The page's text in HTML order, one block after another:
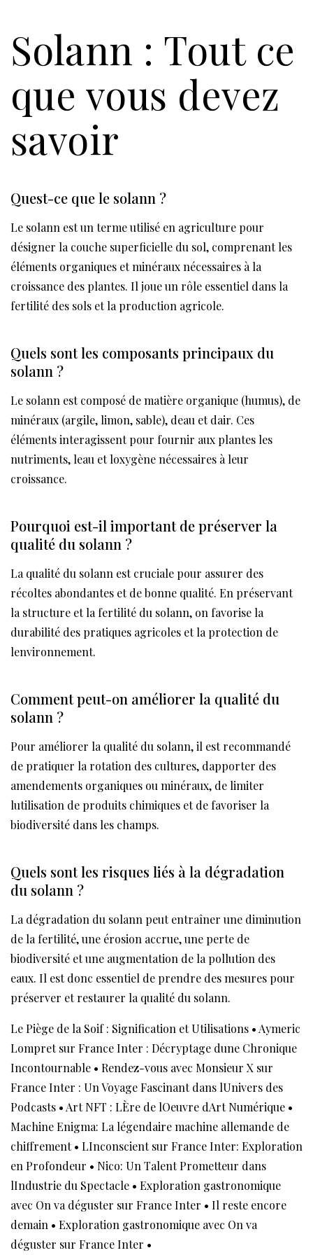
Solann : Tout ce
que vous devez
savoir
Quest-ce que le solann ?
Le solann est un terme utilisé en agriculture pour
désigner la couche superficielle du sol, comprenant les
éléments organiques et minéraux nécessaires à la
croissance des plantes. Il joue un rôle essentiel dans la
fertilité des sols et la production agricole.
Quels sont les composants principaux du
solann ?
Le solann est composé de matière organique (humus), de
minéraux (argile, limon, sable), deau et dair. Ces
éléments interagissent pour fournir aux plantes les
nutriments, leau et loxygène nécessaires à leur
croissance.
Pourquoi est-il important de préserver la
qualité du solann ?
La qualité du solann est cruciale pour assurer des
récoltes abondantes et de bonne qualité. En préservant
la structure et la fertilité du solann, on favorise la
durabilité des pratiques agricoles et la protection de
lenvironnement.
Comment peut-on améliorer la qualité du
solann ?
Pour améliorer la qualité du solann, il est recommandé
de pratiquer la rotation des cultures, dapporter des
amendements organiques ou minéraux, de limiter
lutilisation de produits chimiques et de favoriser la
biodiversité dans les champs.
Quels sont les risques liés à la dégradation
du solann ?
La dégradation du solann peut entraîner une diminution
de la fertilité, une érosion accrue, une perte de
biodiversité et une augmentation de la pollution des
eaux. Il est donc essentiel de prendre des mesures pour
préserver et restaurer la qualité du solann.
Le Piège de la Soif : Signification et Utilisations • Aymeric
Lompret sur France Inter : Décryptage dune Chronique
Incontournable • Rendez-vous avec Monsieur X sur
France Inter : Un Voyage Fascinant dans lUnivers des
Podcasts • Art NFT : LÈre de lOeuvre dArt Numérique •
Machine Enigma: La légendaire machine allemande de
chiffrement• LInconscient sur France Inter: Exploration
en Profondeur • Nico: Un Talent Prometteur dans
lIndustrie du Spectacle • Exploration gastronomique
avec On va déguster sur France Inter • Il reste encore
demain • Exploration gastronomique avec On va
déguster sur France Inter •